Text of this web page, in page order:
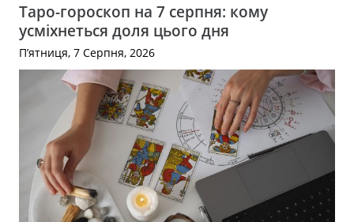
Таро-гороскоп на 7 серпня: кому
усміхнеться доля цього дня
П’ятниця, 7 Серпня, 2026